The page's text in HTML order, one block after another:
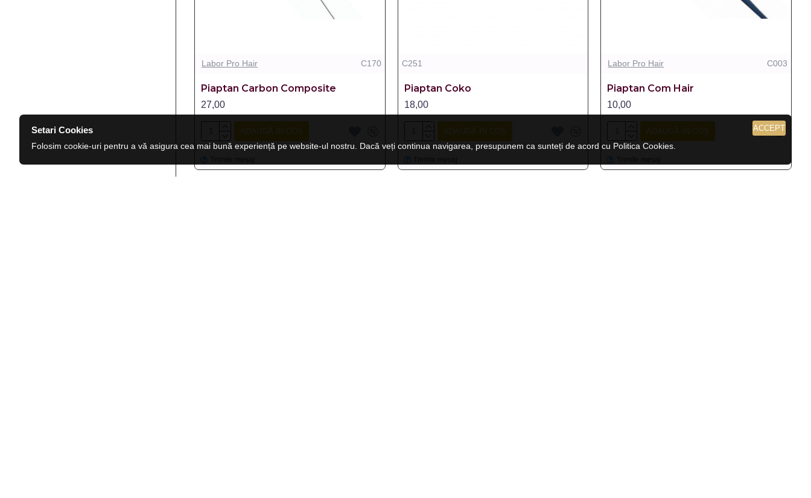
Labor Pro Hair C170
Piaptan Carbon Composite
27,00
C251
Piaptan Coko
18,00
Labor Pro Hair C003
Piaptan Com Hair
10,00
ACCEPT
Setari Cookies
Folosim cookie-uri pentru a vă asigura cea mai bună experiență pe website-ul nostru. Dacă veți continua navigarea, presupunem ca sunteți de acord cu Politica Cookies.